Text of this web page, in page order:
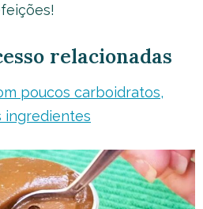
relacionadas
poucos carboidratos,
ingredientes